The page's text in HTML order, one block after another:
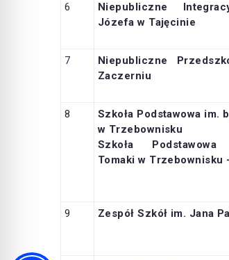
6
Niepubliczne
Józefaw Tajęcinie
7
Niepubliczne
Zaczerniu
8
Szkoła Podstawowa im.
w Trzebownisku
Szkoła Podstawowa
Tomaki w Trzebownisku
9 Zespół Szkół im. Jana